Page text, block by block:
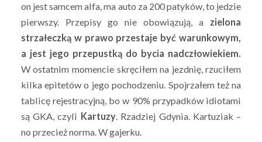
on jest samcem alfa, ma auto za 200 patyków, to jedzie
pierwszy. Przepisy go nie obowiązują, a zielona
strzałeczką w prawo przestaje być warunkowym,
a jest jego przepustką do bycia nadczłowiekiem.
W ostatnim momencie skręciłem na jezdnię, rzuciłem
kilka epitetów o jego pochodzeniu. Spojrzałem też na
tablicę rejestracyjną, bo w 90% przypadków idiotami
są GKA, czyli Kartuzy. Rzadziej Gdynia. Kartuziak –
no przecież norma. W gajerku.